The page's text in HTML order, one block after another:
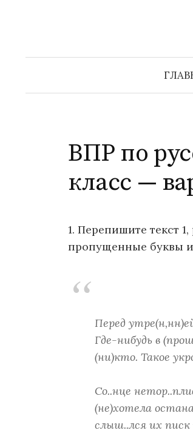
ВПР по
класс —
1. Перепишите текст
пропущенные буквы
Перед
Где-нибудь в
(ни)кто. Такое
Со..нце
(не)хотела
слыш..лся их писк